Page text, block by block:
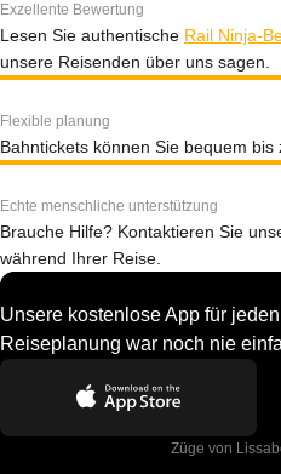
Exzellente Bewertung
Lesen Sie authentische Rail Ninja-
unsere Reisenden über uns sagen.
Flexible planung
Bahntickets können Sie bequem bis
Echte menschliche unterstützung
Brauche Hilfe? Kontaktieren Sie
während Ihrer Reise.
Unsere kostenlose App für
Reiseplanung war noch nie
Züge von